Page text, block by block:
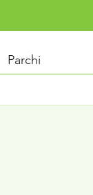
Parchi